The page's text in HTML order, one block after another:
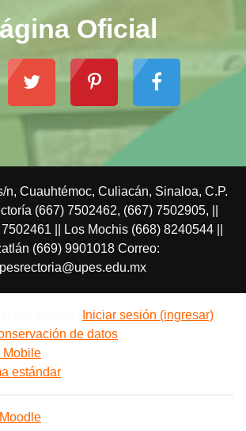
Oficial
Cuauhtémoc, Culiacán, Sinaloa, C.P.
(667) 7502462, (667) 7502905, ||
|| Los Mochis (668) 8240544 ||
(669) 9901018 Correo:
Iniciar sesión (ingresar)
de datos
Mobile
estándar
Moodle